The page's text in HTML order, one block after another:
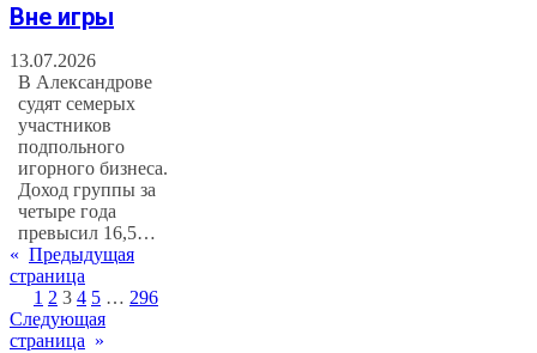
Вне игры
13.07.2026
В Александрове
судят семерых
участников
подпольного
игорного бизнеса.
Доход группы за
четыре года
превысил 16,5…
« Предыдущая
страница
1 2 3 4 5 … 296
Следующая
страница »